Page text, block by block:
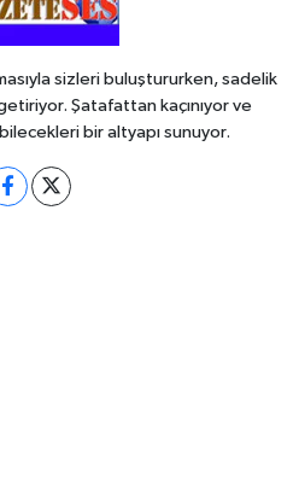
sizleri buluştururken, sadelik
Şatafattan kaçınıyor ve
bir altyapı sunuyor.